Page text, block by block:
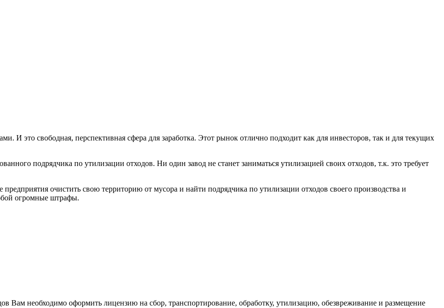
И это свободная, перспективная сфера для заработка. Этот рынок отлично подходит как для инвесторов, так и для текущих
подрядчика по утилизации отходов. Ни один завод не станет заниматься утилизацией своих отходов, т.к. это требует
очистить свою территорию от мусора и найти подрядчика по утилизации отходов своего производства и
огромные штрафы.
Вам необходимо оформить лицензию на сбор, транспортирование, обработку, утилизацию, обезвреживание и размещение